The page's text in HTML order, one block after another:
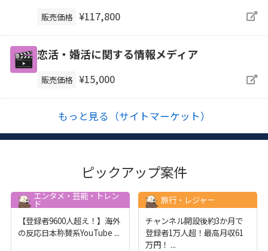
販売価格 ¥117,800
恋活・婚活に関する情報メディア
販売価格 ¥15,000
もっと見る（サイトマーケット）
ピックアップ案件
エンタメ・芸能・トレン
ド
【登録者9600人超え！】海外
の反応日本称賛系YouTube ...
旅行・レジャー
チャンネル開設後約3か月で
登録者1万人超！最高月収61
万円！ ...